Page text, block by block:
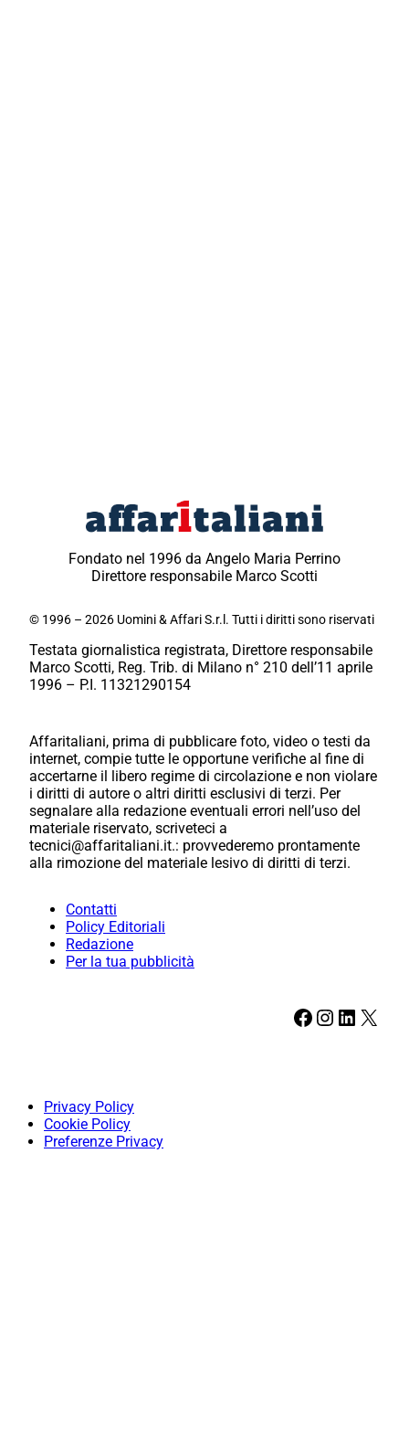
Fondato nel 1996 da Angelo Maria Perrino
Direttore responsabile Marco Scotti
© 1996 – 2026 Uomini & Affari S.r.l. Tutti i diritti sono riservati
Testata giornalistica registrata, Direttore responsabile
Marco Scotti, Reg. Trib. di Milano n° 210 dell’11 aprile
1996 – P.I. 11321290154
Affaritaliani, prima di pubblicare foto, video o testi da
internet, compie tutte le opportune verifiche al fine di
accertarne il libero regime di circolazione e non violare
i diritti di autore o altri diritti esclusivi di terzi. Per
segnalare alla redazione eventuali errori nell’uso del
materiale riservato, scriveteci a
tecnici@affaritaliani.it.: provvederemo prontamente
alla rimozione del materiale lesivo di diritti di terzi.
Contatti
Policy Editoriali
Redazione
Per la tua pubblicità
Facebook Instagram LinkedIn X
Privacy Policy
Cookie Policy
Preferenze Privacy